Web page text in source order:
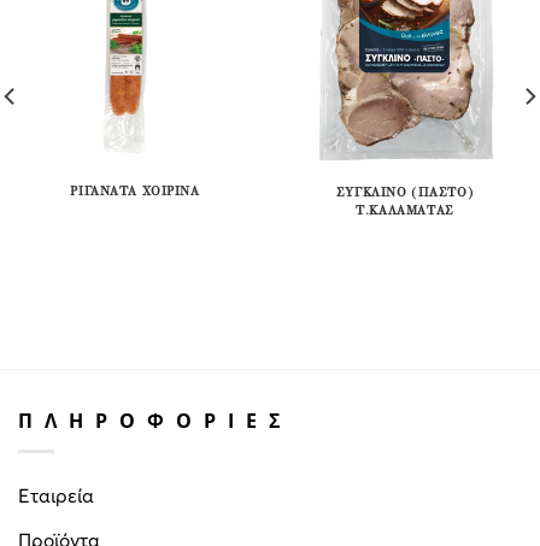
ΡΙΓΑΝΆΤΑ ΧΟΙΡΙΝΆ
ΣΎΓΚΛΙΝΟ (ΠΑΣΤΌ)
Τ.ΚΑΛΑΜΆΤΑΣ
ΠΛΗΡΟΦΟΡΙΕΣ
Εταιρεία
Προϊόντα